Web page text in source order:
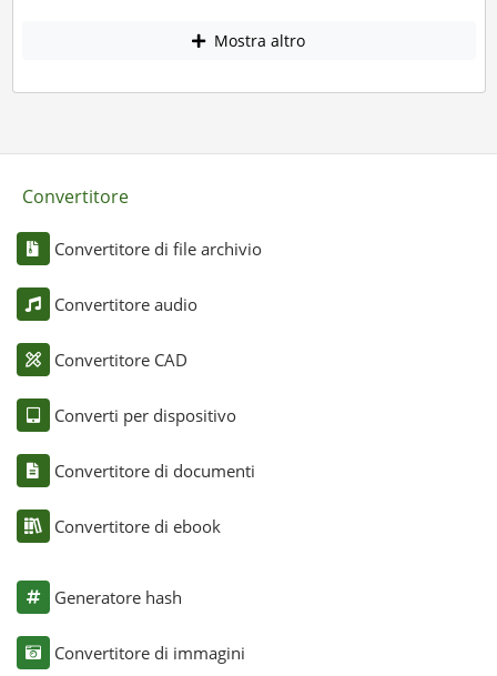
Mostra altro
Convertitore
Convertitore di file archivio
Convertitore audio
Convertitore CAD
Converti per dispositivo
Convertitore di documenti
Convertitore di ebook
Generatore hash
Convertitore di immagini